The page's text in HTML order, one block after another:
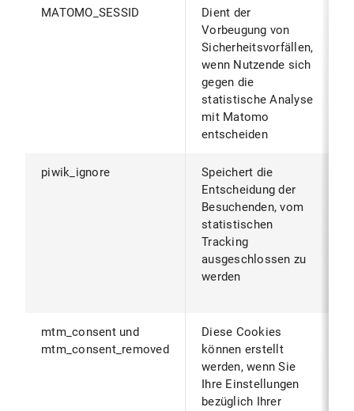
MATOMO_SESSID
Dient der
Vorbeugung von
Sicherheitsvorfällen,
wenn Nutzende sich
gegen die
statistische Analyse
mit Matomo
entscheiden
piwik_ignore
Speichert die
Entscheidung der
Besuchenden, vom
statistischen
Tracking
ausgeschlossen zu
werden
mtm_consent und
mtm_consent_removed
Diese Cookies
können erstellt
werden, wenn Sie
Ihre Einstellungen
bezüglich Ihrer